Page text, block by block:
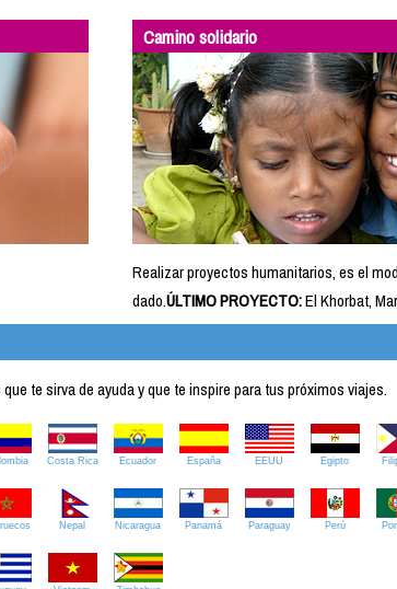
Camino solidario
Realizar proyectos humanitarios, es el
dado.ÚLTIMO PROYECTO:El Khorbat,
te sirva de ayuda y que te inspire para tus próximos viajes.
Costa Rica Ecuador España EEUU Egipto
Nepal Nicaragua Panamá Paraguay Perú